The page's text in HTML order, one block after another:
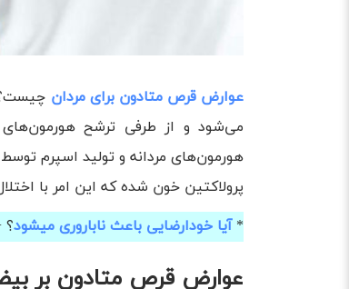
عوارض قرص متادون برای مردان چیست؟
می‌شود و از طرفی ترشح
هورمون‌های مردانه و تولید اسپرم
پرولاکتین خون شده که این امر با
*آیا خودارضایی باعث ناباروری میشود؟
عوارض قرص متادون بر